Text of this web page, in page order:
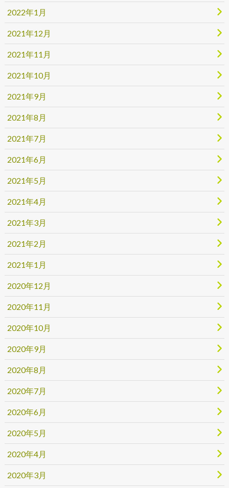
2022年1月
2021年12月
2021年11月
2021年10月
2021年9月
2021年8月
2021年7月
2021年6月
2021年5月
2021年4月
2021年3月
2021年2月
2021年1月
2020年12月
2020年11月
2020年10月
2020年9月
2020年8月
2020年7月
2020年6月
2020年5月
2020年4月
2020年3月